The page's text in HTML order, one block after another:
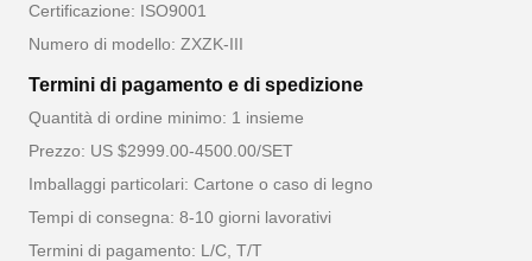
Certificazione: ISO9001
Numero di modello: ZXZK-III
Termini di pagamento e di spedizione
Quantità di ordine minimo: 1 insieme
Prezzo: US $2999.00-4500.00/SET
Imballaggi particolari: Cartone o caso di legno
Tempi di consegna: 8-10 giorni lavorativi
Termini di pagamento: L/C, T/T